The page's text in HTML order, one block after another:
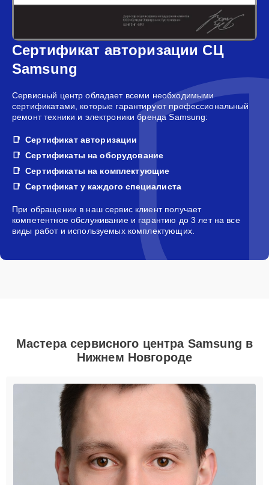
Сертификат авторизации СЦ
Samsung
Сервисный центр обладает всеми необходимыми
сертификатами, которые гарантируют профессиональный
ремонт техники и электроники бренда Samsung:
Сертификат авторизации
Сертификаты на оборудование
Сертификаты на комплектующие
Сертификат у каждого специалиста
При обращении в наш сервис клиент получает
компетентное обслуживание и гарантию до 3 лет на все
виды работ и используемых комплектующих.
Мастера сервисного центра Samsung в
Нижнем Новгороде